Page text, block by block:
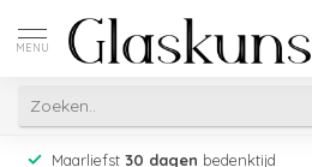
MENU
Maarliefst 30 dagen bedenktijd